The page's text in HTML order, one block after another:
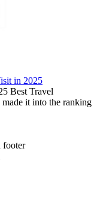
in 2025
Best Travel
it into the ranking